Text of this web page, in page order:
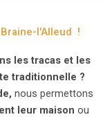
l'Alleud !
les tracas et les
traditionnelle ?
nous permettons
leur maison ou